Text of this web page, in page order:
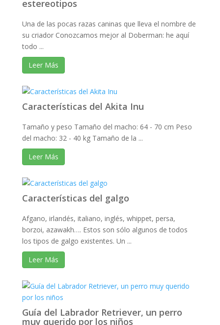
estereotipos
Una de las pocas razas caninas que lleva el nombre de
su criador Conozcamos mejor al Doberman: he aquí
todo ...
Leer Más
Características del Akita Inu
Tamaño y peso Tamaño del macho: 64 - 70 cm Peso
del macho: 32 - 40 kg Tamaño de la ...
Leer Más
Características del galgo
Afgano, irlandés, italiano, inglés, whippet, persa,
borzoi, azawakh…. Estos son sólo algunos de todos
los tipos de galgo existentes. Un ...
Leer Más
Guía del Labrador Retriever, un perro
muy querido por los niños